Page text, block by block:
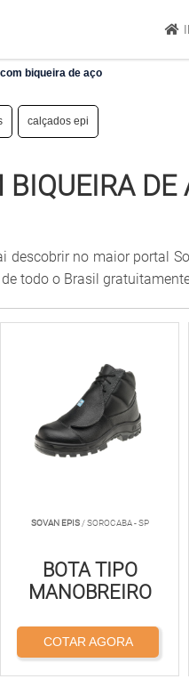
biqueira de aço
calçados epi
DE
descobrir no maior portal
todo o Brasil
SOVAN EPIS/ SOROCABA - SP
BOTA TIPO
MANOBREIRO
COTAR AGORA